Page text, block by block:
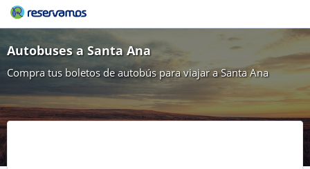
Autobuses a Santa Ana
Compra tus boletos de autobús para viajar a Santa Ana